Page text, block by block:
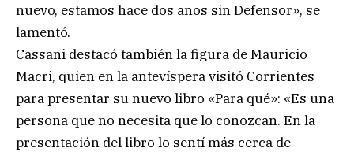
nuevo, estamos hace dos años sin Defensor», se
lamentó.
Cassani destacó también la figura de Mauricio
Macri, quien en la antevíspera visitó Corrientes
para presentar su nuevo libro «Para qué»: «Es una
persona que no necesita que lo conozcan. En la
presentación del libro lo sentí más cerca de